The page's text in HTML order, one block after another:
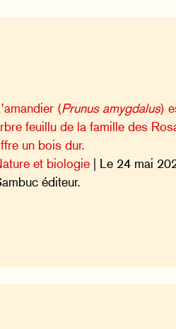
(Prunus amygdalus)
feuillu de la famille des
un bois dur.
et biologie | Le 24 mai
éditeur.